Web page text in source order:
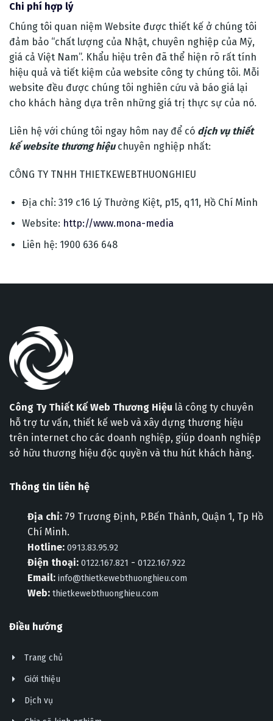
Chi phí hợp lý
Chúng tôi quan niệm Website được thiết kế ở chúng tôi
đảm bảo “chất lượng của Nhật, chuyên nghiệp của Mỹ,
giá cả Việt Nam”. Khẩu hiệu trên đã thể hiện rõ rất tính
hiệu quả và tiết kiệm của website công ty chúng tôi. Mỗi
website đều được chúng tôi nghiên cứu và báo giá lại
cho khách hàng dựa trên những giá trị thực sự của nó.
Liên hệ với chúng tôi ngay hôm nay để có dịch vụ thiết
kế website thương hiệuchuyên nghiệp nhất:
CÔNG TY TNHH THIETKEWEBTHUONGHIEU
Địa chỉ: 319 c16 Lý Thường Kiệt, p15, q11, Hồ Chí Minh
Website: http://www.mona-media
Liên hệ: 1900 636 648
Công Ty Thiết Kế Web Thương Hiệu là công ty chuyên
hỗ trợ tư vấn, thiết kế web và xây dựng thương hiệu
trên internet cho các doanh nghiệp, giúp doanh nghiệp
sở hữu thương hiệu độc quyền và thu hút khách hàng.
Thông tin liên hệ
Địa chỉ: 79 Trương Định, P.Bến Thành, Quận 1, Tp Hồ
Chí Minh.
Hotline: 0913.83.95.92
Điện thoại: 0122.167.821 - 0122.167.922
Email: info@thietkewebthuonghieu.com
Web: thietkewebthuonghieu.com
Điều hướng
Trang chủ
Giới thiệu
Dịch vụ